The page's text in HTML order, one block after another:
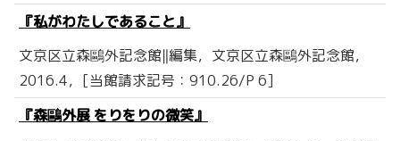
『私がわたしであること』
文京区立森鷗外記念館‖編集，文京区立森鷗外記念館，
2016.4，[当館請求記号：910.26/P 6]
『森鷗外展 をりをりの微笑』